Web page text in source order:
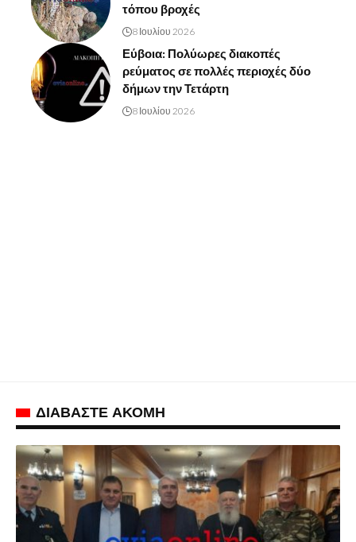
τόπου βροχές
8 Ιουλίου 2026
Εύβοια: Πολύωρες διακοπές
ρεύματος σε πολλές περιοχές δύο
δήμων την Τετάρτη
8 Ιουλίου 2026
ΔΙΑΒΑΣΤΕ ΑΚΟΜΗ